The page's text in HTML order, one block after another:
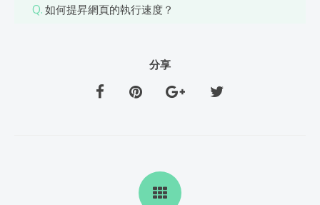
Q. 如何提昇網頁的執行速度？
分享